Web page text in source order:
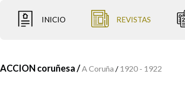
INICIO REVISTAS
ACCION coruñesa /A Coruña / 1920 - 1922